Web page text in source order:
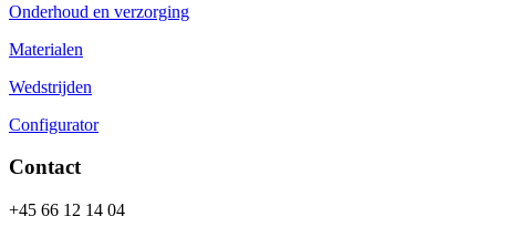
Onderhoud en verzorging
Materialen
Wedstrijden
Configurator
Contact
+45 66 12 14 04